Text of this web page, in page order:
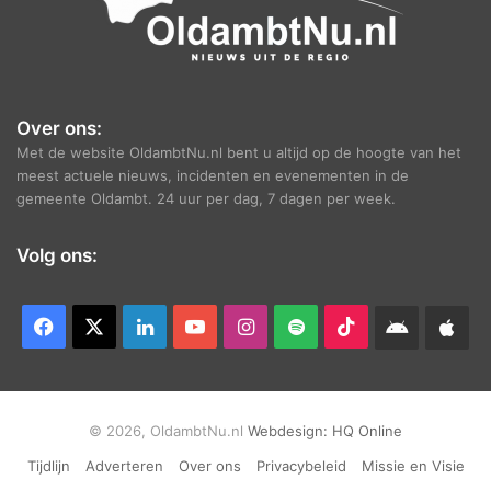
Over ons:
Met de website OldambtNu.nl bent u altijd op de hoogte van het
meest actuele nieuws, incidenten en evenementen in de
gemeente Oldambt. 24 uur per dag, 7 dagen per week.
Volg ons:
Facebook LinkedInYouTubeInstagram
Spotify TikTokAndroid
© 2026, OldambtNu.nl Webdesign: HQ Online
Tijdlijn
Adverteren Over ons Privacybeleid Missie en Visie